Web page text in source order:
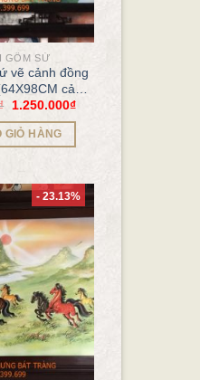
GỐM SỨ
vẽ cảnh đồng
cả
1.250.000₫
GIỎ HÀNG
- 23.13%